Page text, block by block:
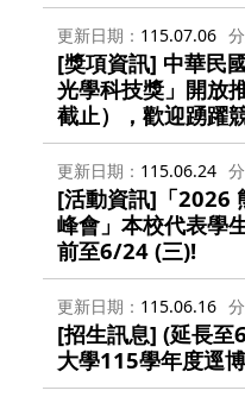
更新日期 115.07.06
[獎項資訊] 中華民
光學科技獎」開放
截止），歡迎踴躍
更新日期 115.06.24
[活動資訊]「2026
峰會」本校代表學
前至6/24 (三)!
更新日期 115.06.16
[招生訊息] (延長
大學115學年度逕